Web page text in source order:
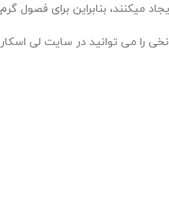
میکنند، بنابراین برای
اسکارف مشاهده نمایید. طول شال